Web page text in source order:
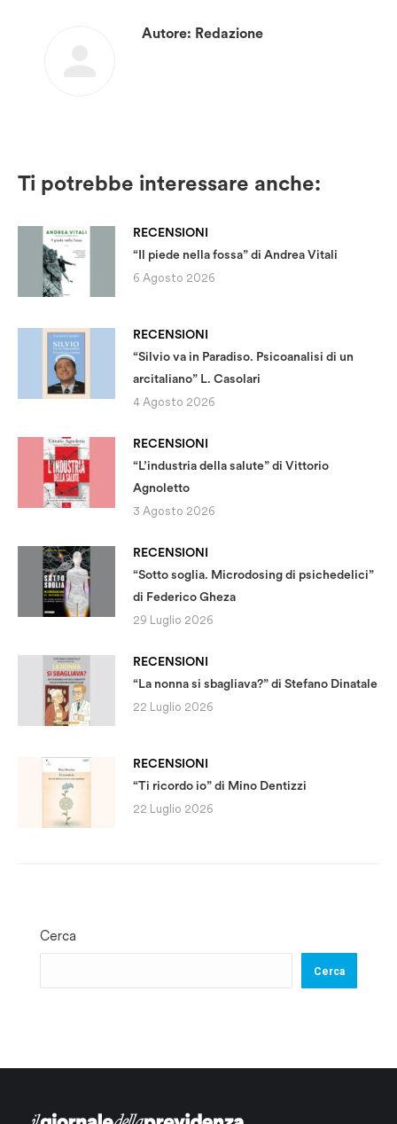
Autore: Redazione
Ti potrebbe interessare anche:
RECENSIONI
“Il piede nella fossa” di Andrea Vitali
6 Agosto 2026
RECENSIONI
“Silvio va in Paradiso. Psicoanalisi di un
arcitaliano” L. Casolari
4 Agosto 2026
RECENSIONI
“L’industria della salute” di Vittorio
Agnoletto
3 Agosto 2026
RECENSIONI
“Sotto soglia. Microdosing di psichedelici”
di Federico Gheza
29 Luglio 2026
RECENSIONI
“La nonna si sbagliava?” di Stefano Dinatale
22 Luglio 2026
RECENSIONI
“Ti ricordo io” di Mino Dentizzi
22 Luglio 2026
Cerca
Cerca